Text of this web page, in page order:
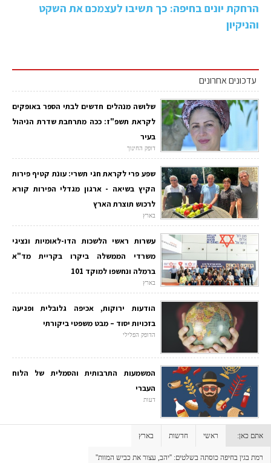
הרחקת יונים בחיפה: כך תשיבו לעצמכם את השקט
והניקיון
עדכונים אחרונים
שלושה מנהלים חדשים לבתי הספר באופקים
לקראת תשפ"ז: ככה מתרחבת שדרת הניהול
בעיר
דופק החינוך
שפע פרי לקראת חגי תשרי: עונת קטיף פירות
הקיץ בשיאה - ארגון מגדלי הפירות קורא
לרכוש תוצרת הארץ
בארץ
עשרות ראשי הלשכות הדו-לאומיות ונציגי
משרדי הממשלה ביקרו בקריית מד"א
ברמלה ונחשפו למוקד 101
בארץ
הודעות ירוקות, אכיפה גלובלית ופגיעה
בזכויות יסוד – מבט משפטי ביקורתי
הדופק הפלילי
המשמעות התרבותית והסמלית של הלוח
העברי
דעות
אתם כאן: ראשי חדשות בארץ
רמת בגין בחיפה כוסתה בשלטים: ''יהב, עצור את כביש המוות''